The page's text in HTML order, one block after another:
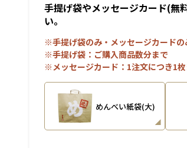
手提げ袋やメッセージカード(無
い。
※手提げ袋のみ・メッセージカードの
※手提げ袋：ご購入商品数分まで
※メッセージカード：1注文につき1
めんべい紙袋(大)